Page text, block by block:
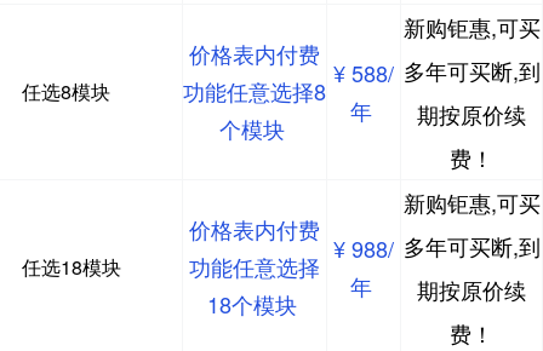
任选8模块
价格表内付费
功能任意选择8
个模块
¥ 588/
年
新购钜惠,可买
多年可买断,到
期按原价续
费！
任选18模块
价格表内付费
功能任意选择
18个模块
¥ 988/
年
新购钜惠,可买
多年可买断,到
期按原价续
费！